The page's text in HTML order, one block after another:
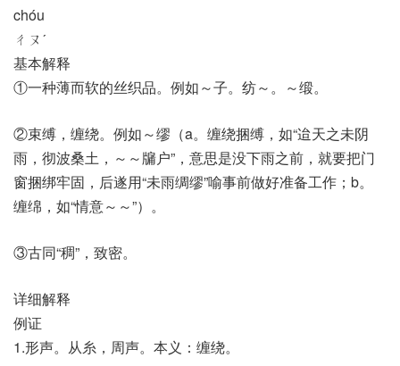
chóu
ㄔㄡˊ
基本解释
①一种薄而软的丝织品。例如～子。纺～。～缎。
②束缚，缠绕。例如～缪（a。缠绕捆缚，如“迨天之未阴
雨，彻波桑土，～～牖户”，意思是没下雨之前，就要把门
窗捆绑牢固，后遂用“未雨绸缪”喻事前做好准备工作；b。
缠绵，如“情意～～”）。
③古同“稠”，致密。
详细解释
例证
1.形声。从糸，周声。本义：缠绕。